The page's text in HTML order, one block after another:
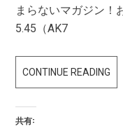
まらないマガジン！
5.45（AK7
CONTINUE READING
実
共有: